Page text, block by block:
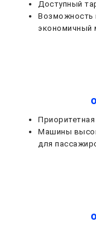
Доступный
Возможность
экономичный
Машины
для